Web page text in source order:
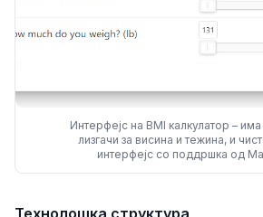
Интерфејс на BMI калкулатор –
лизгачи за висина и тежина, и
интерфејс со поддршка од
Технолошка структура